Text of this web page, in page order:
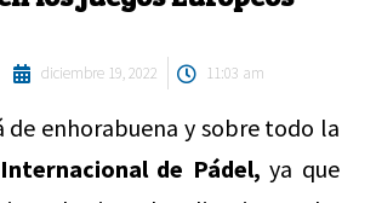
diciembre 19, 2022 11:03 am
de enhorabuena y sobre todo la
de Pádel, ya que